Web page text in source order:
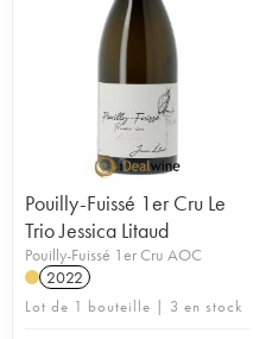
Pouilly-Fuissé 1er Cru Le
Trio Jessica Litaud
Pouilly-Fuissé 1er Cru AOC
2022
Lot de 1 bouteille | 3 en stock